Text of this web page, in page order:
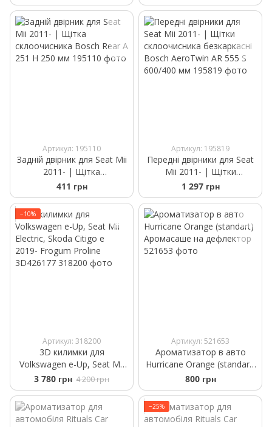
Артикул: 195110
Задній двірник для Seat Mii
2011- | Щітка
склоочисника Bosch Rear A
251 H 250 мм
411 грн
Артикул: 195819
Передні двірники для Seat
Mii 2011- | Щітки
склоочисника безкаркасні
Bosch AeroTwin AR 555 S
1 297 грн
−10%
Артикул: 318200
3D килимки для
Volkswagen e-Up, Seat Mii
Electric, Skoda Citigo e
2019- Frogum Proline
3 780 грн 4 200 грн
Артикул: 521653
Ароматизатор в авто
Hurricane Orange (standart)
Аромасаше на дефлектор
800 грн
−25%